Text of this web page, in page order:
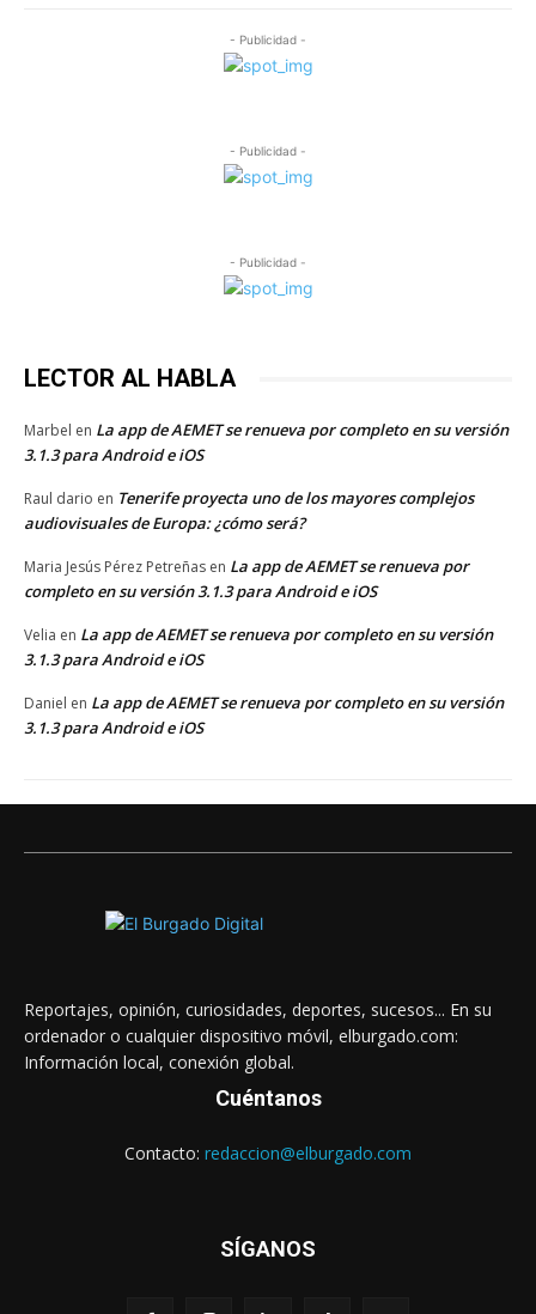
- Publicidad -
- Publicidad -
- Publicidad -
LECTOR AL HABLA
Marbel en La app de AEMET se renueva por completo en su versión
3.1.3 para Android e iOS
Raul dario en Tenerife proyecta uno de los mayores complejos
audiovisuales de Europa: ¿cómo será?
Maria Jesús Pérez Petreñas en La app de AEMET se renueva por
completo en su versión 3.1.3 para Android e iOS
Velia en La app de AEMET se renueva por completo en su versión
3.1.3 para Android e iOS
Daniel en La app de AEMET se renueva por completo en su versión
3.1.3 para Android e iOS
Reportajes, opinión, curiosidades, deportes, sucesos... En su
ordenador o cualquier dispositivo móvil, elburgado.com:
Información local, conexión global.
Cuéntanos
Contacto: redaccion@elburgado.com
SÍGANOS